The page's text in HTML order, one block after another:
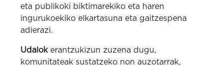
eta publikoki biktimarekiko eta haren
ingurukoekiko elkartasuna eta gaitzespena
adierazi.
Udalok erantzukizun zuzena dugu,
komunitateak sustatzeko non auzotarrak,